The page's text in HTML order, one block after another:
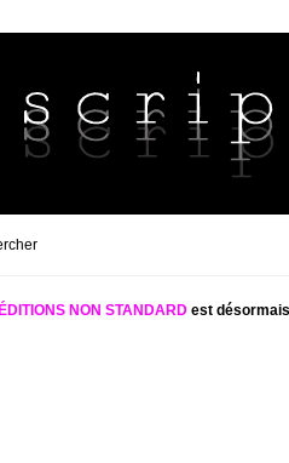
ÉDITIONS NON STANDARDest